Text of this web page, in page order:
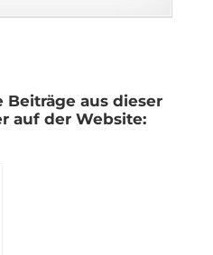
Beiträge aus dieser
auf der Website: